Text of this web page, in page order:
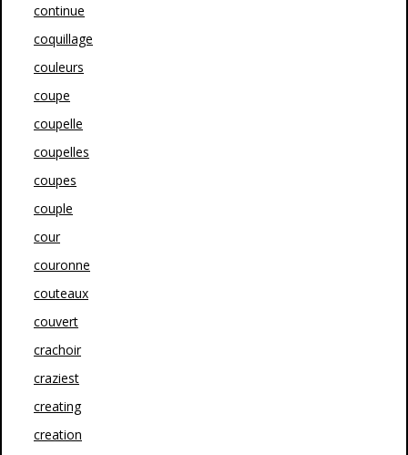
continue
coquillage
couleurs
coupe
coupelle
coupelles
coupes
couple
cour
couronne
couteaux
couvert
crachoir
craziest
creating
creation